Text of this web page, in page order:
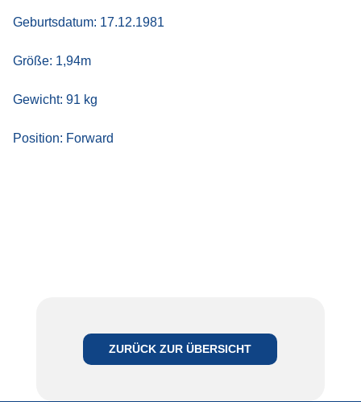
Geburtsdatum: 17.12.1981
Größe: 1,94m
Gewicht: 91 kg
Position: Forward
ZURÜCK ZUR ÜBERSICHT